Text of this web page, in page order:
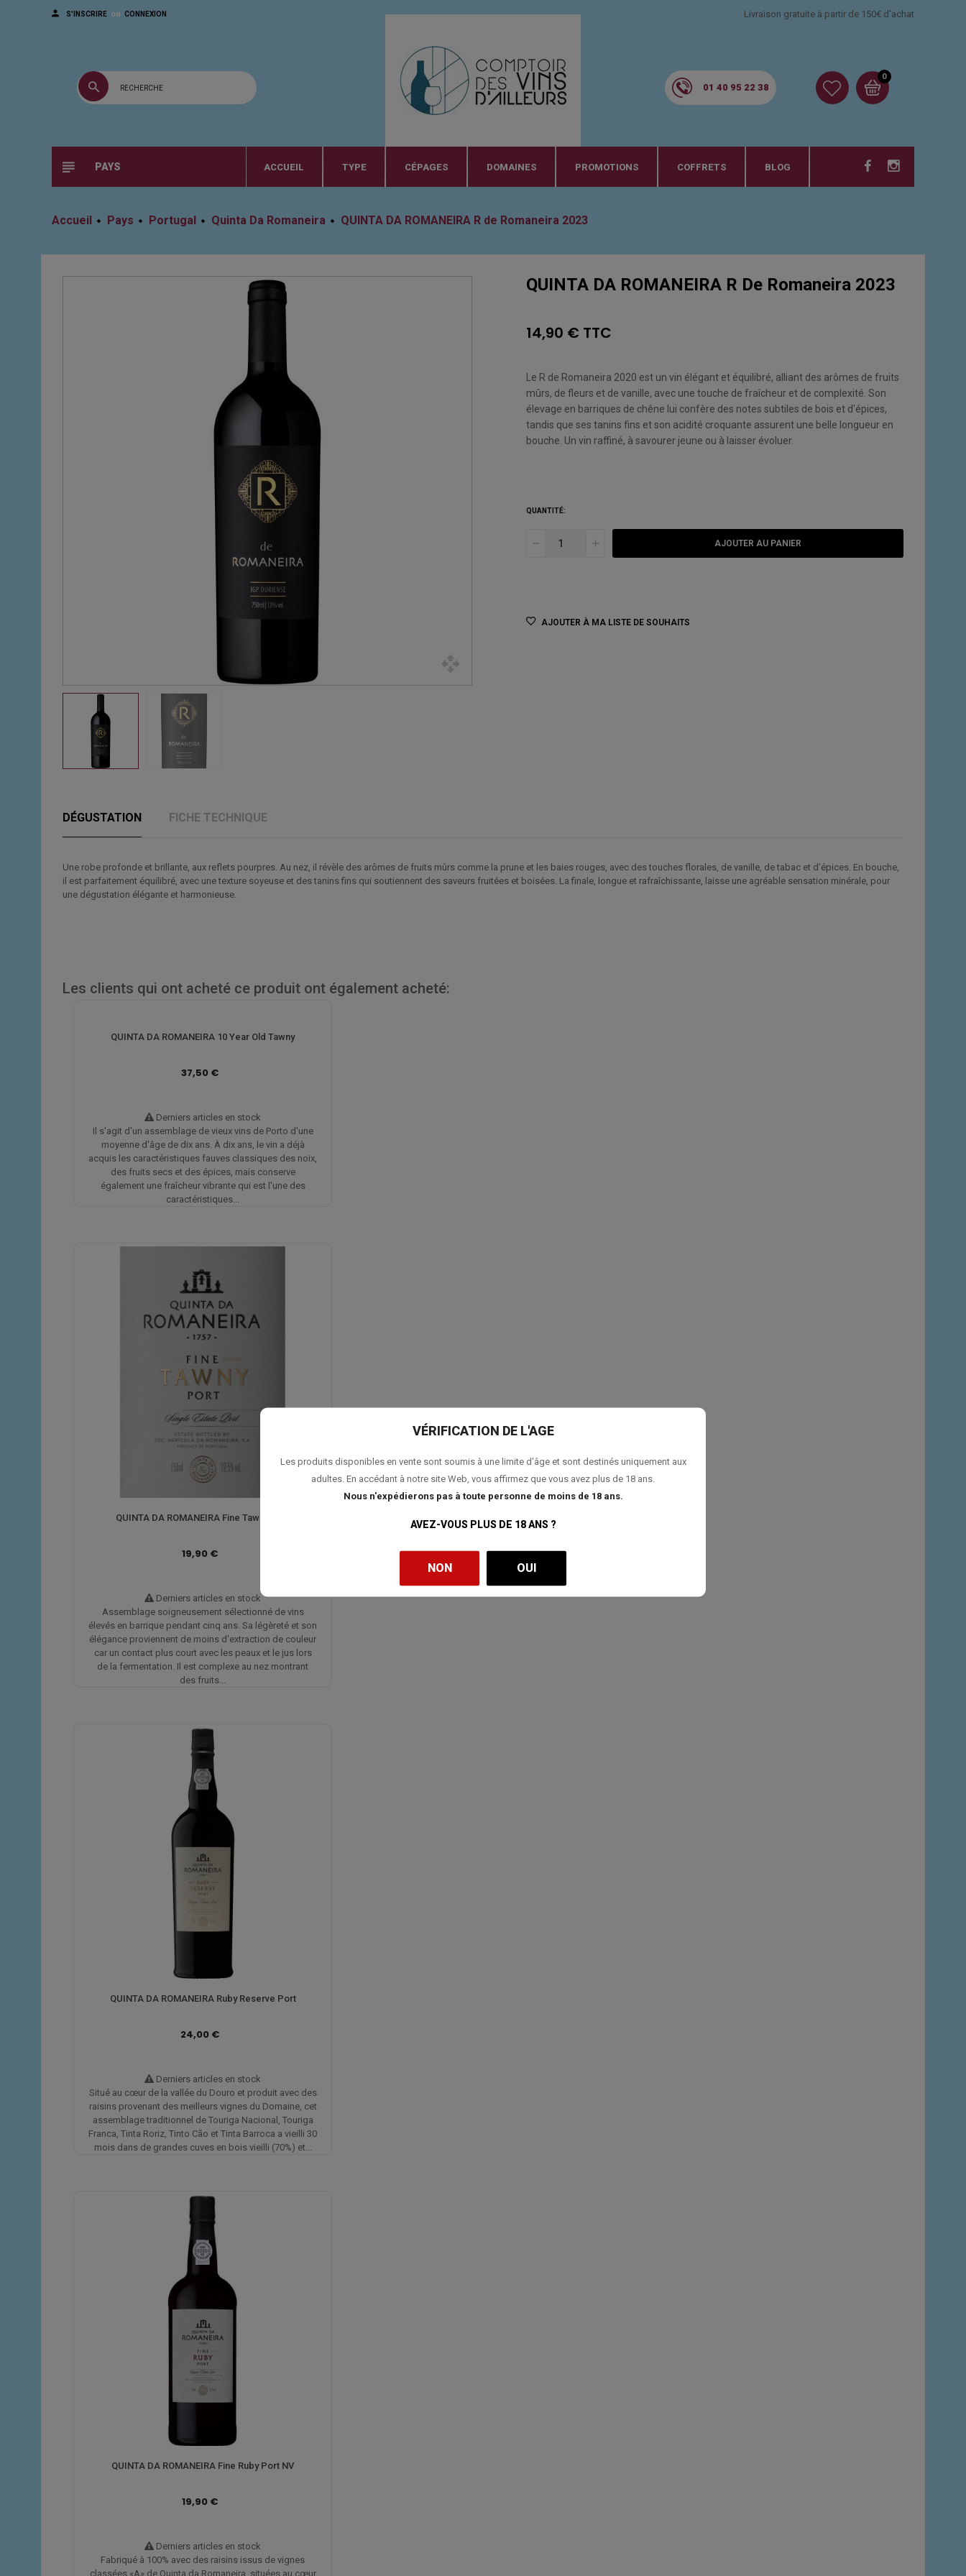
VÉRIFICATION DE L'AGE
Les produits disponibles en vente sont soumis à une limite d'âge et sont destinés uniquement aux
adultes. En accédant à notre site Web, vous affirmez que vous avez plus de 18 ans.
Nous n'expédierons pas à toute personne de moins de 18 ans.
AVEZ-VOUS PLUS DE 18 ANS ?
NON OUI
S'INSCRIRE ou CONNEXION Livraison gratuite à partir de 150€ d'achat
01 40 95 22 38
0
PAYS ACCUEIL TYPE CÉPAGES DOMAINES PROMOTIONS COFFRETS BLOG
Accueil Pays Portugal Quinta Da Romaneira QUINTA DA ROMANEIRA R de Romaneira 2023
QUINTA DA ROMANEIRA R De Romaneira 2023
14,90 € TTC
Le R de Romaneira 2020 est un vin élégant et équilibré, alliant des arômes de fruits
mûrs, de fleurs et de vanille, avec une touche de fraîcheur et de complexité. Son
élevage en barriques de chêne lui confère des notes subtiles de bois et d'épices,
tandis que ses tanins fins et son acidité croquante assurent une belle longueur en
bouche. Un vin raffiné, à savourer jeune ou à laisser évoluer.
QUANTITÉ:
AJOUTER AU PANIER
AJOUTER À MA LISTE DE SOUHAITS
DÉGUSTATION FICHE TECHNIQUE
Une robe profonde et brillante, aux reflets pourpres. Au nez, il révèle des arômes de fruits mûrs comme la prune et les baies rouges, avec des touches florales, de vanille, de tabac et d’épices. En bouche,
il est parfaitement équilibré, avec une texture soyeuse et des tanins fins qui soutiennent des saveurs fruitées et boisées. La finale, longue et rafraîchissante, laisse une agréable sensation minérale, pour
une dégustation élégante et harmonieuse.
Les clients qui ont acheté ce produit ont également acheté:
QUINTA DA ROMANEIRA 10 Year Old Tawny
37,50 €
Derniers articles en stock
Il s'agit d'un assemblage de vieux vins de Porto d'une
moyenne d'âge de dix ans. À dix ans, le vin a déjà
acquis les caractéristiques fauves classiques des noix,
des fruits secs et des épices, mais conserve
également une fraîcheur vibrante qui est l'une des
caractéristiques...
QUINTA DA ROMANEIRA Fine Tawny Port
19,90 €
Derniers articles en stock
Assemblage soigneusement sélectionné de vins
élevés en barrique pendant cinq ans. Sa légèreté et son
élégance proviennent de moins d'extraction de couleur
car un contact plus court avec les peaux et le jus lors
de la fermentation. Il est complexe au nez montrant
des fruits...
QUINTA DA ROMANEIRA Ruby Reserve Port
24,00 €
Derniers articles en stock
Situé au cœur de la vallée du Douro et produit avec des
raisins provenant des meilleurs vignes du Domaine, cet
assemblage traditionnel de Touriga Nacional, Touriga
Franca, Tinta Roriz, Tinto Cão et Tinta Barroca a vieilli 30
mois dans de grandes cuves en bois vieilli (70%) et...
QUINTA DA ROMANEIRA Fine Ruby Port NV
19,90 €
Derniers articles en stock
Fabriqué à 100% avec des raisins issus de vignes
classées «A» de Quinta da Romaneira, situées au cœur